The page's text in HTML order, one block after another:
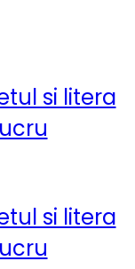
si litera
si litera